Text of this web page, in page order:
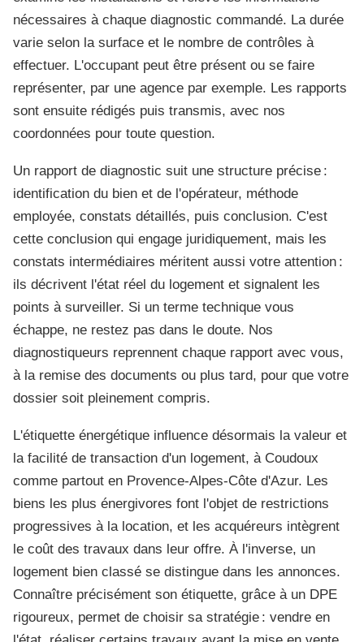
nécessaires à chaque diagnostic commandé. La durée
varie selon la surface et le nombre de contrôles à
effectuer. L'occupant peut être présent ou se faire
représenter, par une agence par exemple. Les rapports
sont ensuite rédigés puis transmis, avec nos
coordonnées pour toute question.
Un rapport de diagnostic suit une structure précise :
identification du bien et de l'opérateur, méthode
employée, constats détaillés, puis conclusion. C'est
cette conclusion qui engage juridiquement, mais les
constats intermédiaires méritent aussi votre attention :
ils décrivent l'état réel du logement et signalent les
points à surveiller. Si un terme technique vous
échappe, ne restez pas dans le doute. Nos
diagnostiqueurs reprennent chaque rapport avec vous,
à la remise des documents ou plus tard, pour que votre
dossier soit pleinement compris.
L'étiquette énergétique influence désormais la valeur et
la facilité de transaction d'un logement, à Coudoux
comme partout en Provence-Alpes-Côte d'Azur. Les
biens les plus énergivores font l'objet de restrictions
progressives à la location, et les acquéreurs intègrent
le coût des travaux dans leur offre. À l'inverse, un
logement bien classé se distingue dans les annonces.
Connaître précisément son étiquette, grâce à un DPE
rigoureux, permet de choisir sa stratégie : vendre en